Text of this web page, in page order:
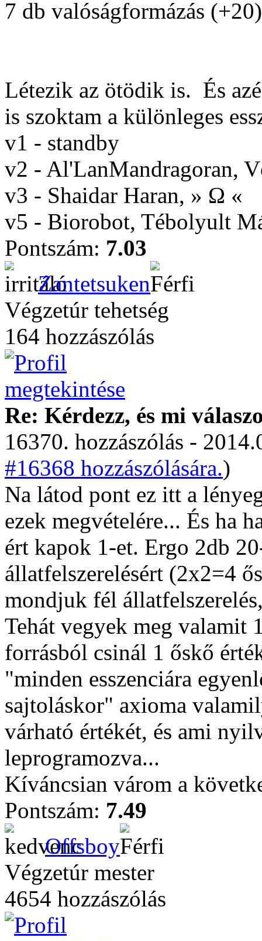
7 db valóságformázás (+20)
Létezik az ötödik is. És
is szoktam a különleges
v1 - standby
v2 - Al'LanMandragoran,
v3 - Shaidar Haran, » Ω «
v5 - Biorobot, Tébolyult
Pontszám: 7.03
Zantetsuken
Végzetúr tehetség
164 hozzászólás
Re: Kérdezz, és mi
16370. hozzászólás -
#16368 hozzászólására.)
Na látod pont ez itt a
ezek megvételére... És ha
ért kapok 1-et. Ergo 2db
állatfelszerelésért (2x2=4
mondjuk fél
Tehát vegyek meg valamit
forrásból csinál 1 őskő
"minden esszenciára
sajtoláskor" axioma
várható értékét, és ami
leprogramozva...
Kíváncsian várom a
Pontszám: 7.49
Offsboy
Végzetúr mester
4654 hozzászólás